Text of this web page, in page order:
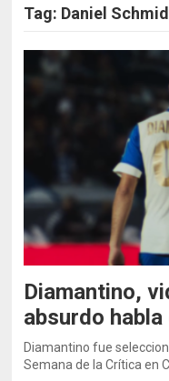
Tag: Daniel
Diamantino,
absurdo
Diamantino fue
Semana de la Crítica en